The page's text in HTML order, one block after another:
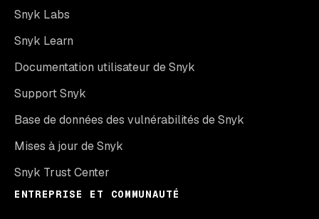
Snyk Labs
Snyk Learn
Documentation utilisateur de Snyk
Support Snyk
Base de données des vulnérabilités de Snyk
Mises à jour de Snyk
Snyk Trust Center
ENTREPRISE ET COMMUNAUTÉ